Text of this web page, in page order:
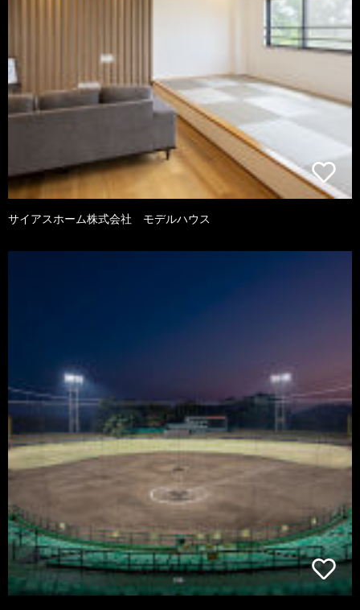
サイアスホーム株式会社 モデルハウス